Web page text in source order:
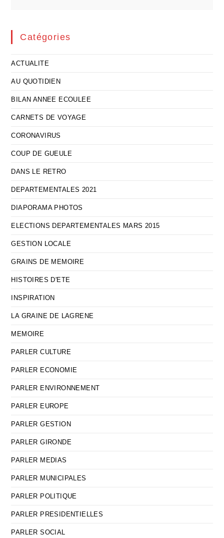
Catégories
ACTUALITE
AU QUOTIDIEN
BILAN ANNEE ECOULEE
CARNETS DE VOYAGE
CORONAVIRUS
COUP DE GUEULE
DANS LE RETRO
DEPARTEMENTALES 2021
DIAPORAMA PHOTOS
ELECTIONS DEPARTEMENTALES MARS 2015
GESTION LOCALE
GRAINS DE MEMOIRE
HISTOIRES D'ETE
INSPIRATION
LA GRAINE DE LAGRENE
MEMOIRE
PARLER CULTURE
PARLER ECONOMIE
PARLER ENVIRONNEMENT
PARLER EUROPE
PARLER GESTION
PARLER GIRONDE
PARLER MEDIAS
PARLER MUNICIPALES
PARLER POLITIQUE
PARLER PRESIDENTIELLES
PARLER SOCIAL